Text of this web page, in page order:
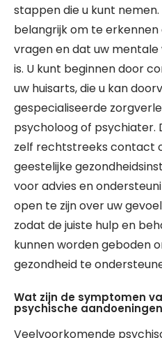
stappen die u kunt
belangrijk om te
vragen en dat uw
is. U kunt beginnen door
uw huisarts, die u kan
gespecialiseerde
psycholoog of psychiater.
zelf rechtstreeks contact
geestelijke
voor advies en
open te zijn over uw
zodat de juiste hulp en
kunnen worden geboden
gezondheid te
Wat zijn de symptomen
psychische
Veelvoorkomende